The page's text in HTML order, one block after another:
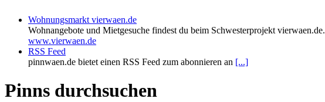
Wohnungsmarkt vierwaen.de
Wohnangebote und Mietgesuche findest du beim Schwesterprojekt vierwaen.de.
www.vierwaen.de
RSS Feed
pinnwaen.de bietet einen RSS Feed zum abonnieren an [...]
Pinns durchsuchen